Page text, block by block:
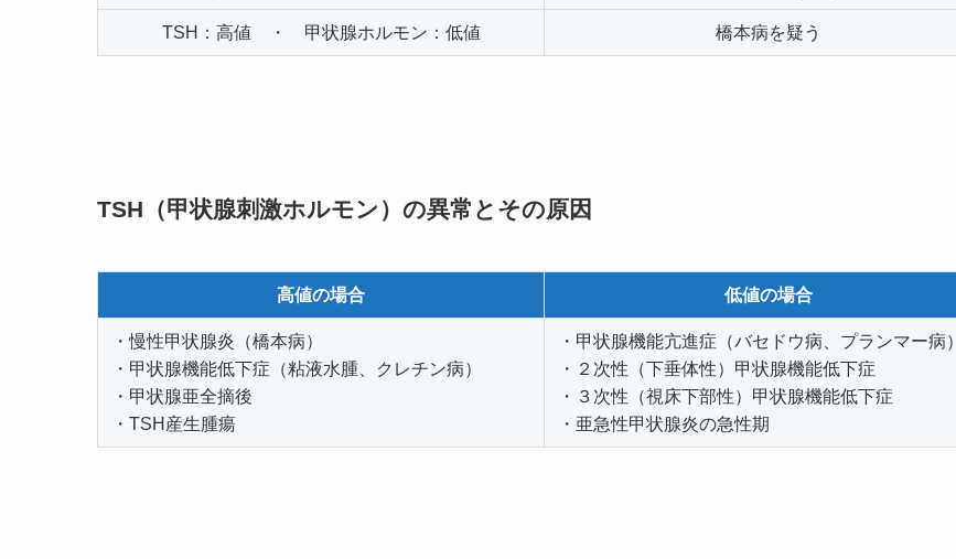
TSH：高値 ・ 甲状腺ホルモン：低値 橋本病を疑う
TSH（甲状腺刺激ホルモン）の異常とその原因
高値の場合 低値の場合
・慢性甲状腺炎（橋本病）
・甲状腺機能低下症（粘液水腫、クレチン病）
・甲状腺亜全摘後
・TSH産生腫瘍
・甲状腺機能亢進症（バセドウ病、プランマー病）
・２次性（下垂体性）甲状腺機能低下症
・３次性（視床下部性）甲状腺機能低下症
・亜急性甲状腺炎の急性期